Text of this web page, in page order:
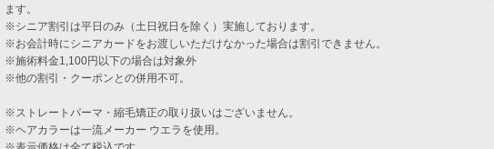
ます。
※シニア割引は平日のみ（土日祝日を除く）実施しております。
※お会計時にシニアカードをお渡しいただけなかった場合は割引できません。
※施術料金1,100円以下の場合は対象外
※他の割引・クーポンとの併用不可。
※ストレートパーマ・縮毛矯正の取り扱いはございません。
※ヘアカラーは一流メーカー ウエラを使用。